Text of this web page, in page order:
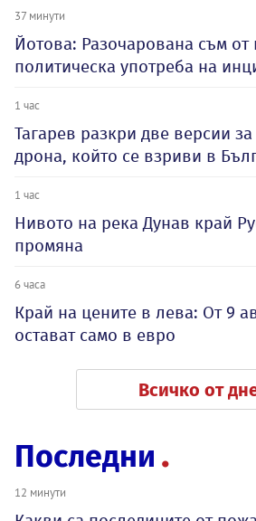
37 минути
Йотова: Разочарована съм от
политическа употреба на
1 час
Тагарев разкри две версии
дрона, който се взриви в
1 час
Нивото на река Дунав край
промяна
6 часа
Край на цените в лева: От 9
остават само в евро
Всичко от
Последни
12 минути